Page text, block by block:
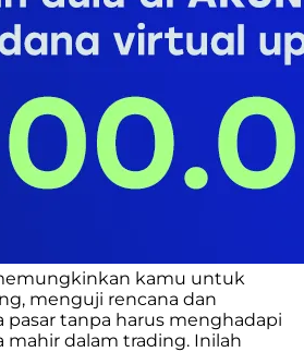
kamu untuk
menguji rencana dan
pasar tanpa harus menghadapi
mahir dalam trading. Inilah